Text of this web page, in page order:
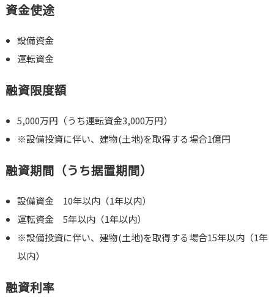
資金使途
設備資金
運転資金
融資限度額
5,000万円（うち運転資金3,000万円）
※設備投資に伴い、建物(土地)を取得する場合1億円
融資期間（うち据置期間）
設備資金 10年以内（1年以内）
運転資金 5年以内（1年以内）
※設備投資に伴い、建物(土地)を取得する場合15年以内（1年
以内）
融資利率